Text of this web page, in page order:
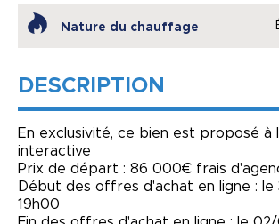
Nature du chauffage
DESCRIPTION
En exclusivité, ce bien est proposé à
interactive
Prix de départ : 86 000€ frais
Début des offres d'achat en ligne : le
19h00